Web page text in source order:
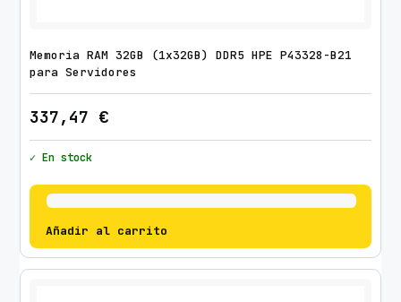
Memoria RAM 32GB (1x32GB) DDR5 HPE P43328-B21
para Servidores
337,47 €
✓ En stock
Añadir al carrito